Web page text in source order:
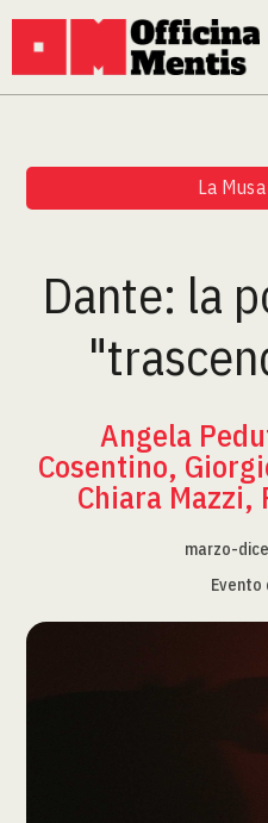
La
Dante: la
Angela
Cosentino,
Chiara Mazzi,
marzo-